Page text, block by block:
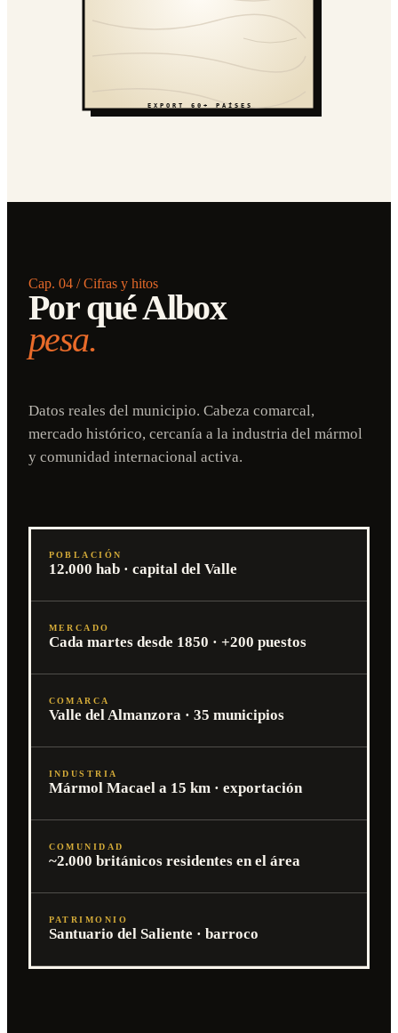
EXPORT 60+ PAÍSES
Cap. 04 / Cifras y hitos
Por qué Albox
pesa.
Datos reales del municipio. Cabeza comarcal,
mercado histórico, cercanía a la industria del mármol
y comunidad internacional activa.
POBLACIÓN
12.000 hab · capital del Valle
MERCADO
Cada martes desde 1850 · +200 puestos
COMARCA
Valle del Almanzora · 35 municipios
INDUSTRIA
Mármol Macael a 15 km · exportación
COMUNIDAD
~2.000 británicos residentes en el área
PATRIMONIO
Santuario del Saliente · barroco